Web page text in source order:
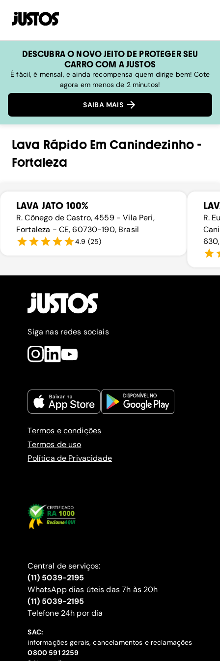
DESCUBRA O NOVO JEITO DE PROTEGER SEU
CARRO COM A JUSTOS
É fácil, é mensal, e ainda recompensa quem dirige bem! Cote
agora em menos de 2 minutos!
SAIBA MAIS
Lava RápidoEmCanindezinho -
Fortaleza
LAVA JATO 100%
R. Cônego de Castro, 4559 - Vila Peri,
Fortaleza - CE, 60730-190, Brasil
4.9 (25)
R.
Siga nas redes sociais
Termos e condições
Termos de uso
Política de Privacidade
Central de serviços:
(11) 5039-2195
WhatsApp dias úteis das 7h às 20h
(11) 5039-2195
‍Telefone 24h por dia
SAC:
informações gerais, cancelamentos e reclamações
‍0800 591 2259